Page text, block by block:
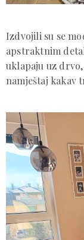
Izdvojili su se
apstraktnim
uklapaju uz
namještaj